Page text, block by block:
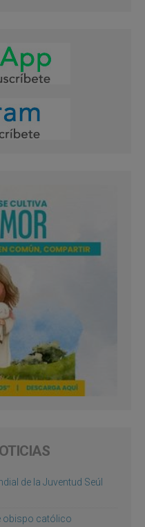
de la Juventud Seúl
obispo católico